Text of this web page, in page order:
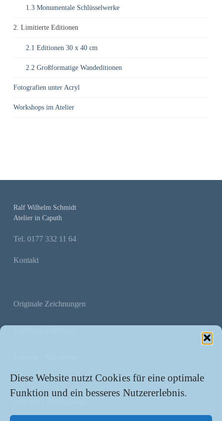
Diese Website nutzt Cookies für eine optimale
Funktion und ein besseres Nutzererlebnis.
1.3 Monumentale Schlüsselwerke
2. Limitierte Editionen
2.1 Editionen 30 x 40 cm
2.2 Großformatige Wandeditionen
Fotografien unter Acryl
Workshops im Atelier
Ralf Wilhelm Schmidt
Atelier in Caputh
Tel. 0177 332 11 64
Kontakt
Originale Zeichnungen